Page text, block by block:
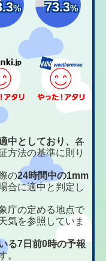
% 73.3%
中としており、各
方法の基準に則り
の24時間中の1mm
合に適中と判定し
庁の定める地点で
気を参照していま
る7日前0時の予報
。